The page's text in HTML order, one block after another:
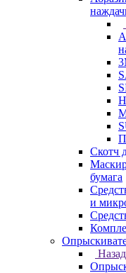
Скотч
бумага
и
Назад